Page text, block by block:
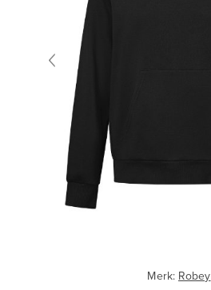
Merk: Robey